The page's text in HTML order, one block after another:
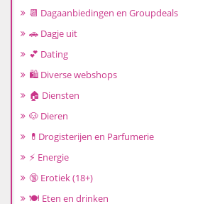
📆 Dagaanbiedingen en Groupdeals
🚗 Dagje uit
💕 Dating
🛍️ Diverse webshops
🏠 Diensten
🐶 Dieren
💊Drogisterijen en Parfumerie
⚡ Energie
🔞 Erotiek (18+)
🍽️ Eten en drinken